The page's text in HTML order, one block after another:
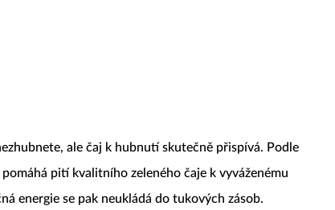
ale čaj k hubnutí skutečně přispívá. Podle
pití kvalitního zeleného čaje k vyváženému
energie se pak neukládá do tukových zásob.